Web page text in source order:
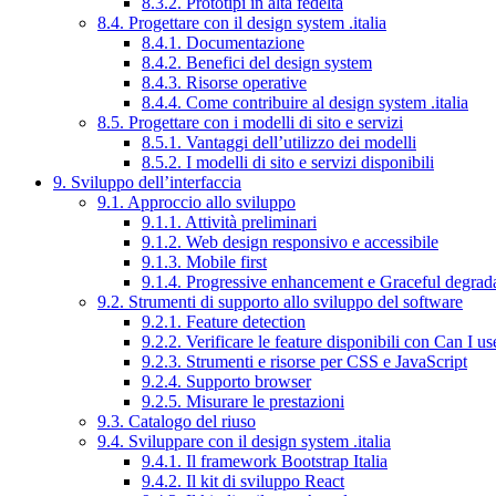
8.4. Progettare con il design system .italia
8.4.1. Documentazione
8.4.2. Benefici del design system
8.4.3. Risorse operative
8.4.4. Come contribuire al design system .italia
8.5. Progettare con i modelli di sito e servizi
8.5.1. Vantaggi dell’utilizzo dei modelli
8.5.2. I modelli di sito e servizi disponibili
9. Sviluppo dell’interfaccia
9.1. Approccio allo sviluppo
9.1.1. Attività preliminari
9.1.2. Web design responsivo e accessibile
9.1.3. Mobile first
9.1.4. Progressive enhancement e Graceful
9.2. Strumenti di supporto allo sviluppo del software
9.2.1. Feature detection
9.2.2. Verificare le feature disponibili con Can I
9.2.3. Strumenti e risorse per CSS e JavaScript
9.2.4. Supporto browser
9.2.5. Misurare le prestazioni
9.3. Catalogo del riuso
9.4. Sviluppare con il design system .italia
9.4.1. Il framework Bootstrap Italia
9.4.2. Il kit di sviluppo React